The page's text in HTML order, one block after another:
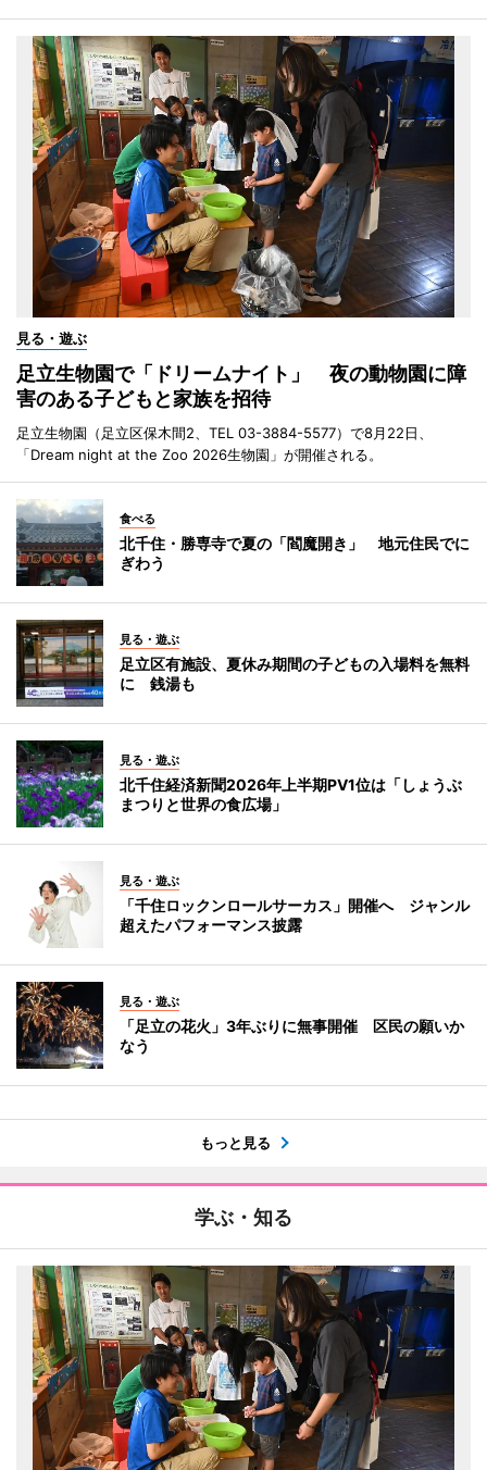
見る・遊ぶ
足立生物園で「ドリームナイト」 夜の動物園に障
害のある子どもと家族を招待
足立生物園（足立区保木間2、TEL 03-3884-5577）で8月22日、
「Dream night at the Zoo 2026生物園」が開催される。
食べる
北千住・勝専寺で夏の「閻魔開き」 地元住民でに
ぎわう
見る・遊ぶ
足立区有施設、夏休み期間の子どもの入場料を無料
に 銭湯も
見る・遊ぶ
北千住経済新聞2026年上半期PV1位は「しょうぶ
まつりと世界の食広場」
見る・遊ぶ
「千住ロックンロールサーカス」開催へ ジャンル
超えたパフォーマンス披露
見る・遊ぶ
「足立の花火」3年ぶりに無事開催 区民の願いか
なう
もっと見る
学ぶ・知る